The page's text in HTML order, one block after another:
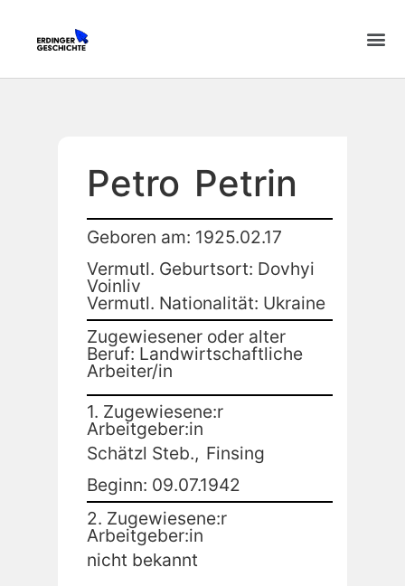
Petro Petrin
Geboren am: 1925.02.17
Vermutl. Geburtsort: Dovhyi
Voinliv
Vermutl. Nationalität: Ukraine
Zugewiesener oder alter
Beruf: Landwirtschaftliche
Arbeiter/in
1. Zugewiesene:r
Arbeitgeber:in
Schätzl Steb., Finsing
Beginn: 09.07.1942
2. Zugewiesene:r
Arbeitgeber:in
nicht bekannt